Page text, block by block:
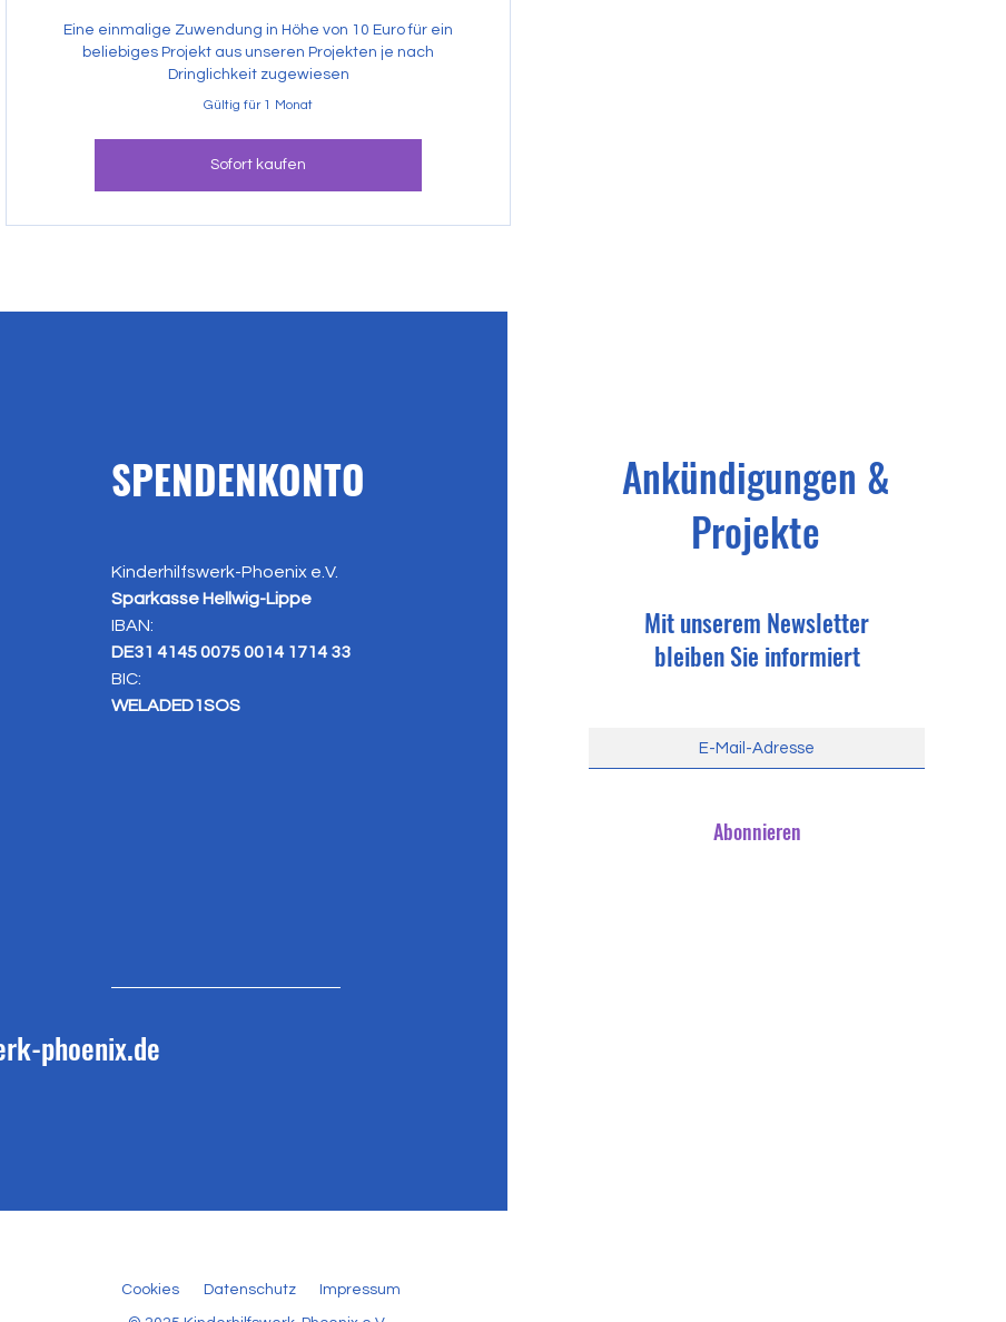
Eine einmalige Zuwendung in Höhe von 10 Euro für ein
beliebiges Projekt aus unseren Projekten je nach
Dringlichkeit zugewiesen
Gültig für 1 Monat
Sofort kaufen
SPENDENKONTO
Kinderhilfswerk-Phoenix e.V.
Sparkasse Hellwig-Lippe
IBAN:
DE31 4145 0075 0014 1714 33
BIC:
WELADED1SOS
phoenix.de
Ankündigungen &
Projekte
Mit unserem Newsletter
bleiben Sie informiert
Abonnieren
Cookies Datenschutz Impressum